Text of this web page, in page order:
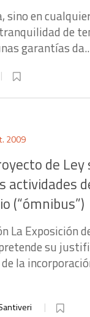
sino en
de
garantías
2009
de
actividades
(“ómnibus”)
La Exposición
su
la